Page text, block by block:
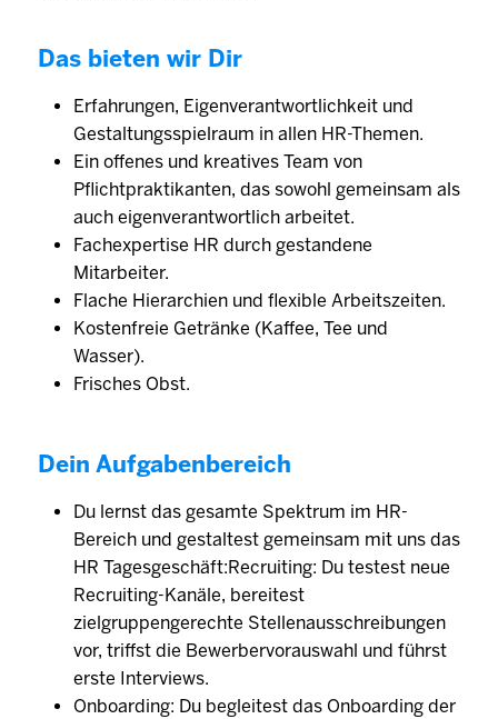
Das bieten wir Dir
Erfahrungen, Eigenverantwortlichkeit und
Gestaltungsspielraum in allen HR-Themen.
Ein offenes und kreatives Team von
Pflichtpraktikanten, das sowohl gemeinsam als
auch eigenverantwortlich arbeitet.
Fachexpertise HR durch gestandene
Mitarbeiter.
Flache Hierarchien und flexible Arbeitszeiten.
Kostenfreie Getränke (Kaffee, Tee und
Wasser).
Frisches Obst.
Dein Aufgabenbereich
Du lernst das gesamte Spektrum im HR-
Bereich und gestaltest gemeinsam mit uns das
HR Tagesgeschäft:Recruiting: Du testest neue
Recruiting-Kanäle, bereitest
zielgruppengerechte Stellenausschreibungen
vor, triffst die Bewerbervorauswahl und führst
erste Interviews.
Onboarding: Du begleitest das Onboarding der